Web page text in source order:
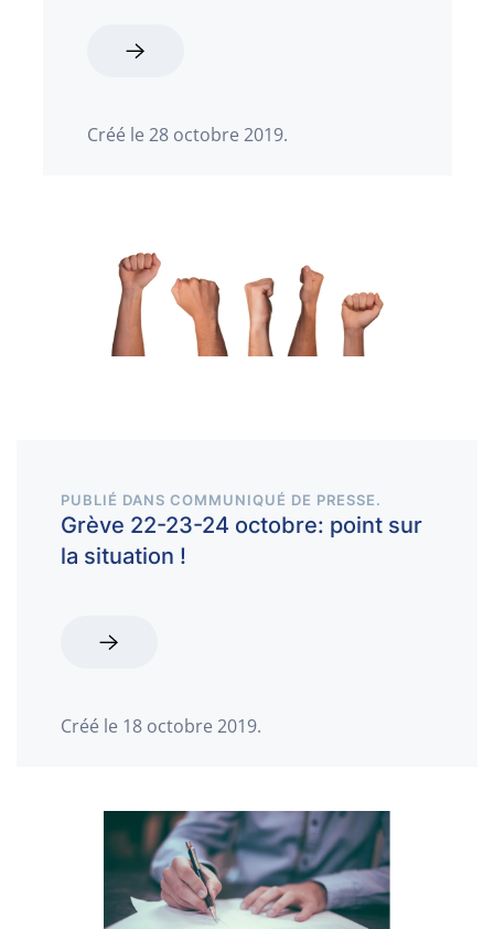
Créé le 28 octobre 2019.
PUBLIÉ DANS COMMUNIQUÉ DE PRESSE.
Grève 22-23-24 octobre: point sur
la situation !
Créé le 18 octobre 2019.